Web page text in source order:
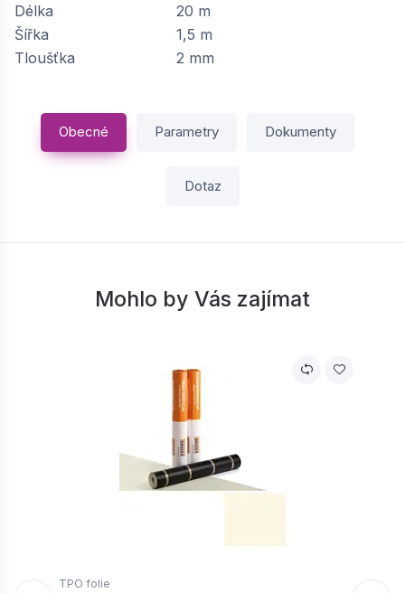
Délka
20 m
Šířka
1,5 m
Tloušťka
2 mm
Obecné Parametry Dokumenty
Dotaz
Mohlo by Vás zajímat
TPO folie